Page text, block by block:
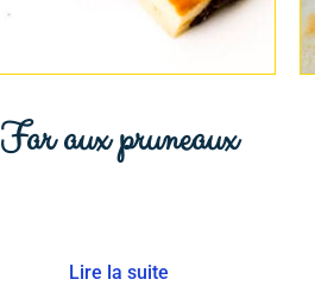
Far aux pruneaux
Lire la suite